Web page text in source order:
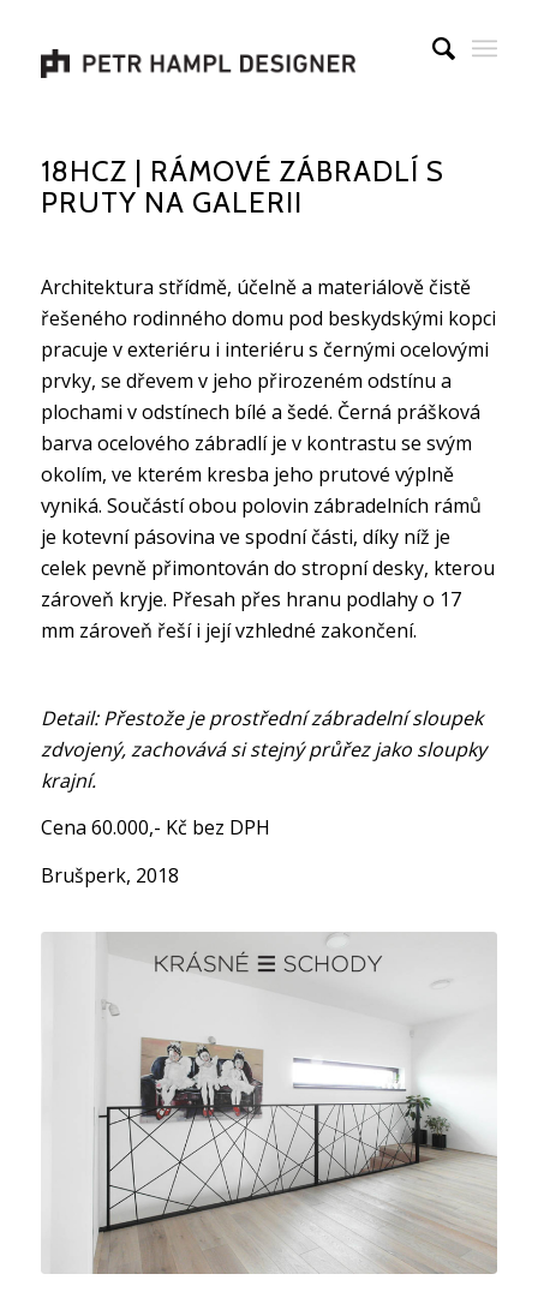
18HCZ | RÁMOVÉ ZÁBRADLÍ S
PRUTY NA GALERII
Architektura střídmě, účelně a materiálově čistě
řešeného rodinného domu pod beskydskými kopci
pracuje v exteriéru i interiéru s černými ocelovými
prvky, se dřevem v jeho přirozeném odstínu a
plochami v odstínech bílé a šedé. Černá prášková
barva ocelového zábradlí je v kontrastu se svým
okolím, ve kterém kresba jeho prutové výplně
vyniká. Součástí obou polovin zábradelních rámů
je kotevní pásovina ve spodní části, díky níž je
celek pevně přimontován do stropní desky, kterou
zároveň kryje. Přesah přes hranu podlahy o 17
mm zároveň řeší i její vzhledné zakončení.
Detail: Přestože je prostřední zábradelní sloupek
zdvojený, zachovává si stejný průřez jako sloupky
krajní.
Cena 60.000,- Kč bez DPH
Brušperk, 2018